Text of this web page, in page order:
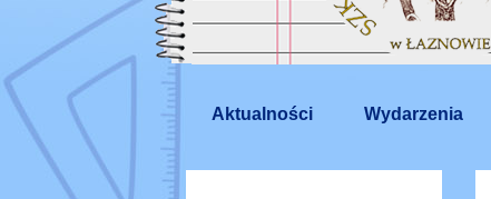
Aktualności Wydarzenia